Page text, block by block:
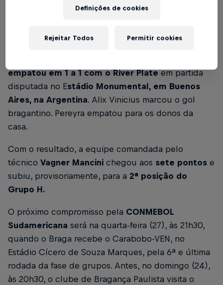
Red Bull Bragantino somou um ponto na
empatou em 1 a 1 com o River Plateem partida
disputada no Estádio Monumental, em Buenos
Aires, na Argentina. Alix Vinicius marcou o gol
bragantino. Pereyra empatou para os donos da
casa.
Com o resultado, a equipe comandada pelo
técnico Vagner Mancini chegou aos sete pontos e
subiu, provisoriamente, para a 2ª posição do
Grupo H.
O próximo compromisso pela CONMEBOL
Sudamericana será na quarta-feira (27), às 21h30,
quando o Braga recebe o Carabobo-VEN, no
Estádio Cícero de Souza Marques, pela 6ª e última
rodada da fase de grupos. Antes, no domingo (24),
às 20h30, o clube de Bragança Paulista visita o
Definições de cookies
Rejeitar Todos Permitir cookies